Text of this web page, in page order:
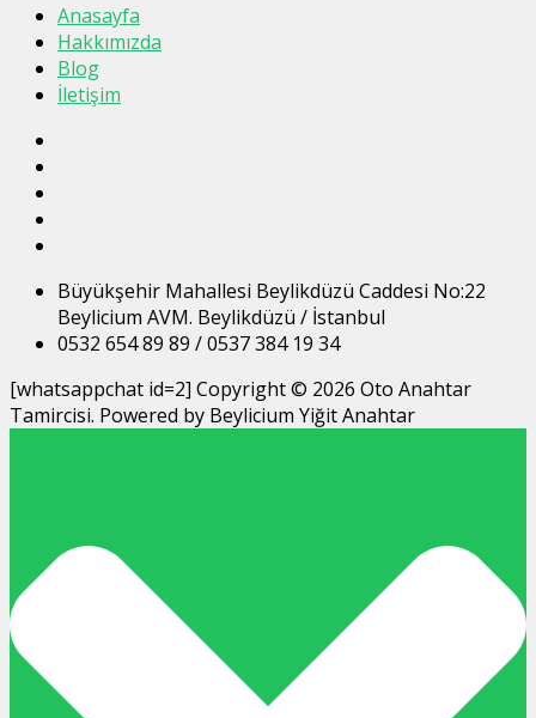
Anasayfa
Hakkımızda
Blog
İletişim
Büyükşehir Mahallesi Beylikdüzü Caddesi No:22
Beylicium AVM. Beylikdüzü / İstanbul
0532 654 89 89 / 0537 384 19 34
[whatsappchat id=2] Copyright © 2026 Oto Anahtar
Tamircisi. Powered by Beylicium Yiğit Anahtar